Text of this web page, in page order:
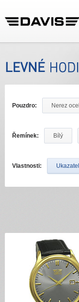
Pouzdro: Nerez ocel
Řemínek: Bílý
Vlastnosti: